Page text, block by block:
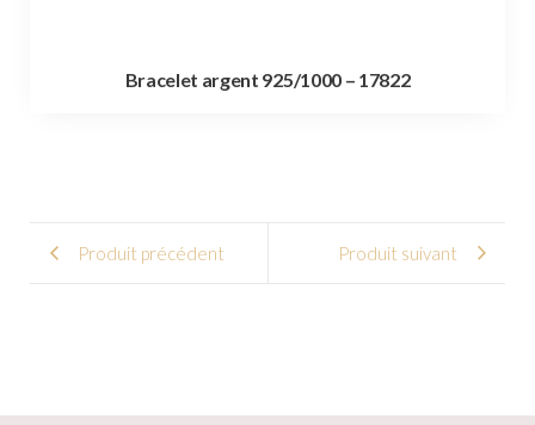
Bracelet argent 925/1000 – 17822
Produit précédent Produit suivant